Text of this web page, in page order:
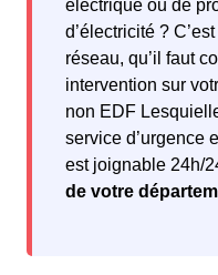
électrique ou de
d’électricité ?
réseau, qu’il faut
intervention sur
non EDF
service d’urgence
est joignable 24h/
de votre